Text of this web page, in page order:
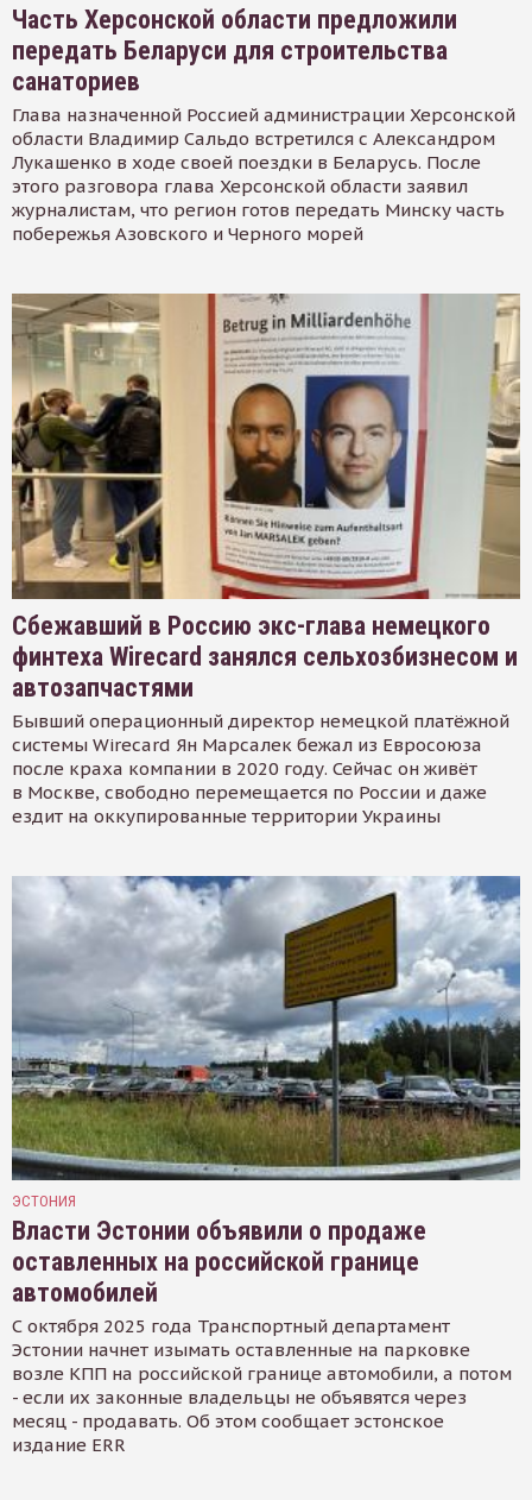
Часть Херсонской области предложили
передать Беларуси для строительства
санаториев
Глава назначенной Россией администрации Херсонской
области Владимир Сальдо встретился с Александром
Лукашенко в ходе своей поездки в Беларусь. После
этого разговора глава Херсонской области заявил
журналистам, что регион готов передать Минску часть
побережья Азовского и Черного морей
Сбежавший в Россию экс-глава немецкого
финтеха Wirecard занялся сельхозбизнесом и
автозапчастями
Бывший операционный директор немецкой платёжной
системы Wirecard Ян Марсалек бежал из Евросоюза
после краха компании в 2020 году. Сейчас он живёт
в Москве, свободно перемещается по России и даже
ездит на оккупированные территории Украины
ЭСТОНИЯ
Власти Эстонии объявили о продаже
оставленных на российской границе
автомобилей
С октября 2025 года Транспортный департамент
Эстонии начнет изымать оставленные на парковке
возле КПП на российской границе автомобили, а потом
- если их законные владельцы не объявятся через
месяц - продавать. Об этом сообщает эстонское
издание ERR